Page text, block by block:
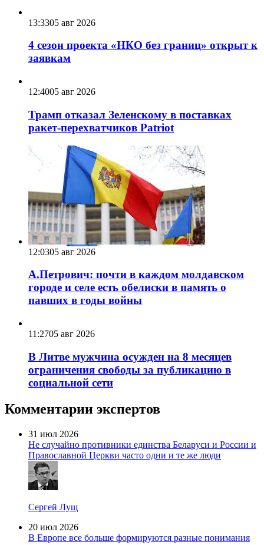
13:3305 авг 2026
4 сезон проекта «НКО без границ» открыт к
заявкам
12:4005 авг 2026
Трамп отказал Зеленскому в поставках
ракет-перехватчиков Patriot
12:0305 авг 2026
А.Петрович: почти в каждом молдавском
городе и селе есть обелиски в память о
павших в годы войны
11:2705 авг 2026
В Литве мужчина осужден на 8 месяцев
ограничения свободы за публикацию в
социальной сети
Комментарии экспертов
31 июл 2026
Не случайно противники единства Беларуси и России и
Православной Церкви часто одни и те же люди
Сергей Лущ
20 июл 2026
В Европе все больше формируются разные понимания